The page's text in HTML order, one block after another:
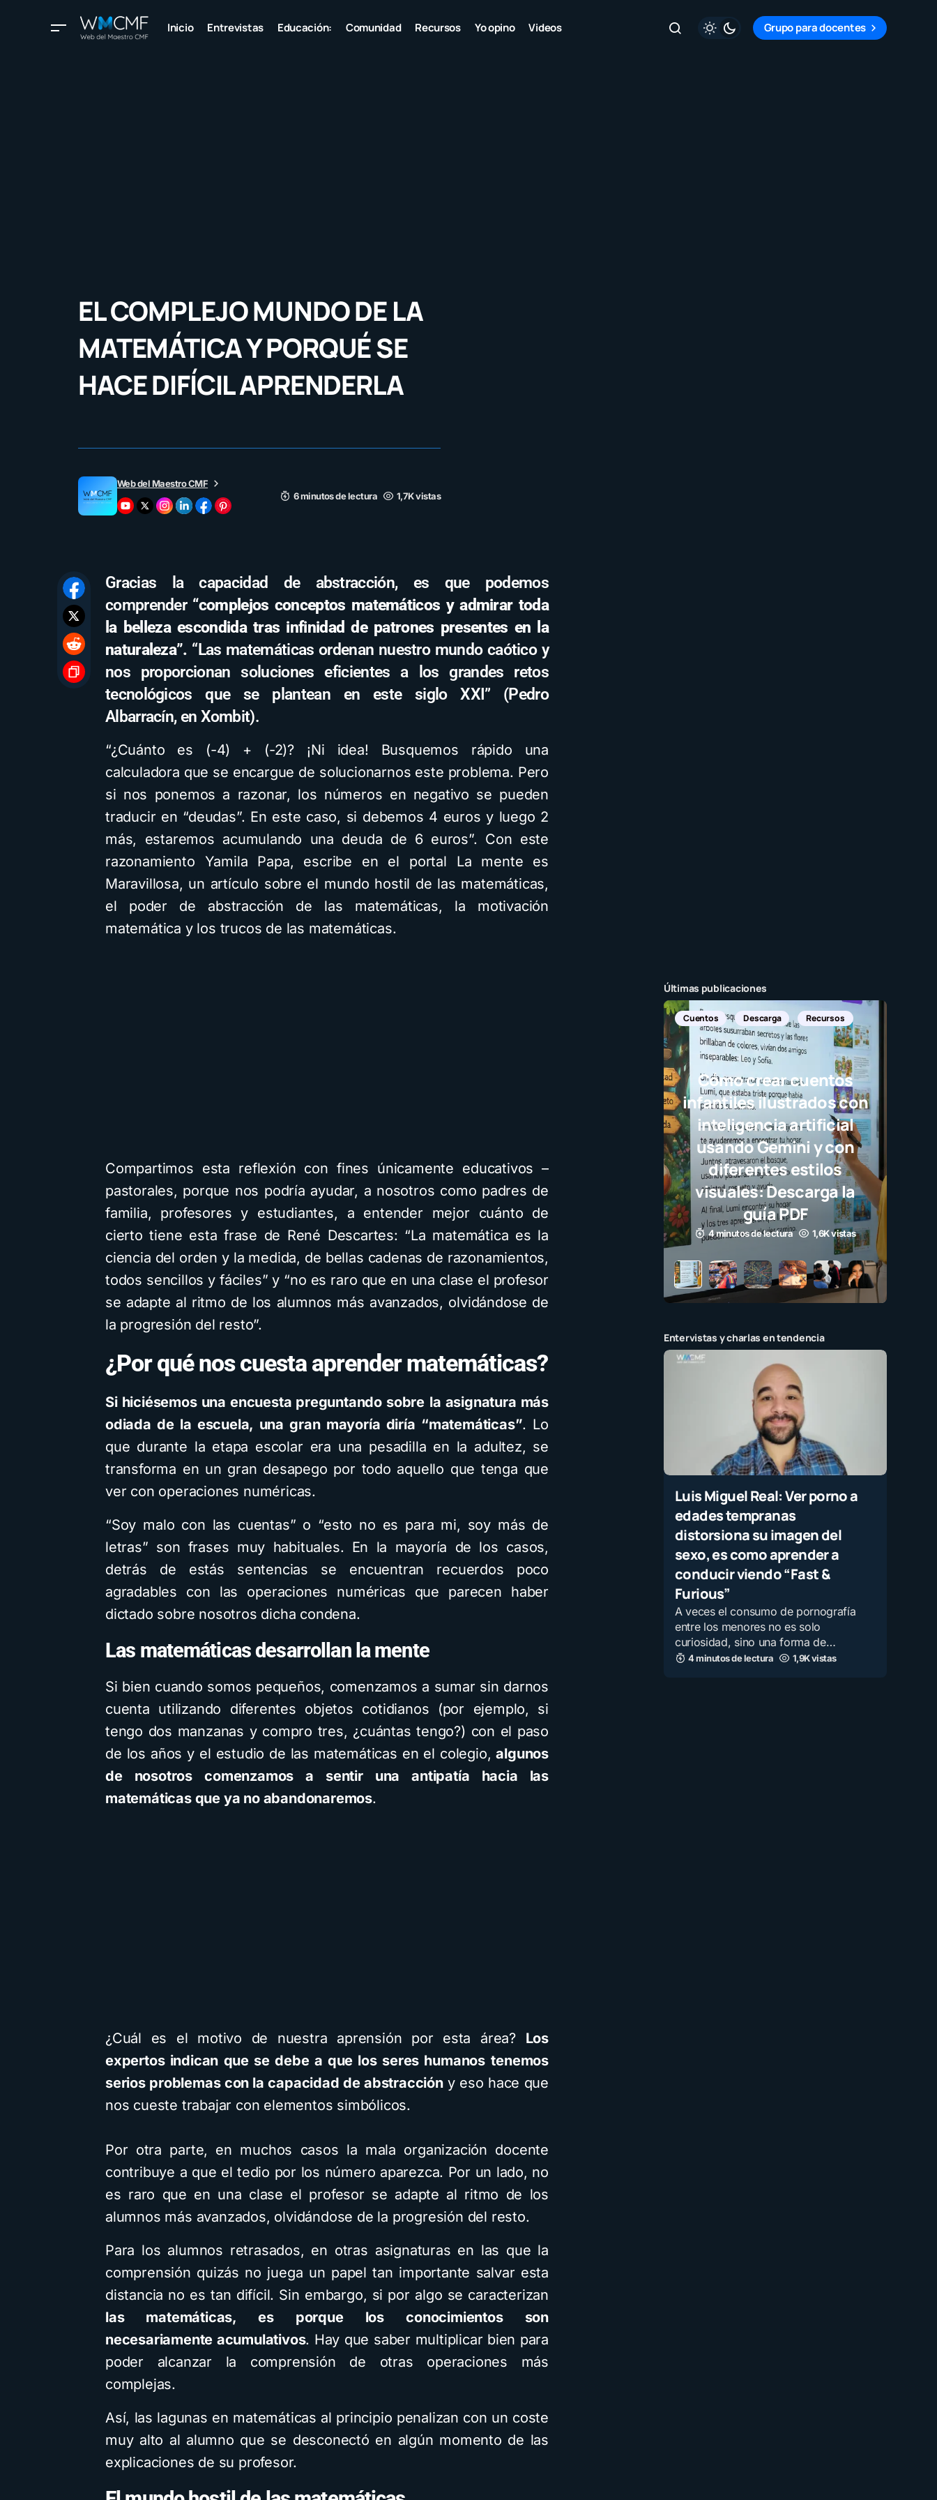
Inicio Entrevistas Educación: Comunidad Recursos Yo opino Videos Grupo para docentes
EL COMPLEJO MUNDO DE LA
MATEMÁTICA Y PORQUÉ SE
HACE DIFÍCIL APRENDERLA
Web del Maestro CMF
6 minutos de lectura
1,7K vistas
Gracias la capacidad de abstracción, es que podemos
comprender “complejos conceptos matemáticos y admirar toda
la belleza escondida tras infinidad de patrones presentes en la
naturaleza”. “Las matemáticas ordenan nuestro mundo caótico y
nos proporcionan soluciones eficientes a los grandes retos
tecnológicos que se plantean en este siglo XXI” (Pedro
Albarracín, en Xombit).
“¿Cuánto es (-4) + (-2)? ¡Ni idea! Busquemos rápido una
calculadora que se encargue de solucionarnos este problema. Pero
si nos ponemos a razonar, los números en negativo se pueden
traducir en “deudas”. En este caso, si debemos 4 euros y luego 2
más, estaremos acumulando una deuda de 6 euros”. Con este
razonamiento Yamila Papa, escribe en el portal La mente es
Maravillosa, un artículo sobre el mundo hostil de las matemáticas,
el poder de abstracción de las matemáticas, la motivación
matemática y los trucos de las matemáticas.
Compartimos esta reflexión con fines únicamente educativos –
pastorales, porque nos podría ayudar, a nosotros como padres de
familia, profesores y estudiantes, a entender mejor cuánto de
cierto tiene esta frase de René Descartes: “La matemática es la
ciencia del orden y la medida, de bellas cadenas de razonamientos,
todos sencillos y fáciles” y “no es raro que en una clase el profesor
se adapte al ritmo de los alumnos más avanzados, olvidándose de
la progresión del resto”.
¿Por qué nos cuesta aprender matemáticas?
Si hiciésemos una encuesta preguntando sobre la asignatura más
odiada de la escuela, una gran mayoría diría “matemáticas”. Lo
que durante la etapa escolar era una pesadilla en la adultez, se
transforma en un gran desapego por todo aquello que tenga que
ver con operaciones numéricas.
“Soy malo con las cuentas” o “esto no es para mi, soy más de
letras” son frases muy habituales. En la mayoría de los casos,
detrás de estás sentencias se encuentran recuerdos poco
agradables con las operaciones numéricas que parecen haber
dictado sobre nosotros dicha condena.
Las matemáticas desarrollan la mente
Si bien cuando somos pequeños, comenzamos a sumar sin darnos
cuenta utilizando diferentes objetos cotidianos (por ejemplo, si
tengo dos manzanas y compro tres, ¿cuántas tengo?) con el paso
de los años y el estudio de las matemáticas en el colegio,algunos
de nosotros comenzamos a sentir una antipatía hacia las
matemáticas que ya no abandonaremos.
¿Cuál es el motivo de nuestra aprensión por esta área? Los
expertos indican que se debe a que los seres humanos tenemos
serios problemas con la capacidad de abstraccióny eso hace que
nos cueste trabajar con elementos simbólicos.
Por otra parte, en muchos casos la mala organización docente
contribuye a que el tedio por los número aparezca. Por un lado, no
es raro que en una clase el profesor se adapte al ritmo de los
alumnos más avanzados, olvidándose de la progresión del resto.
Para los alumnos retrasados, en otras asignaturas en las que la
comprensión quizás no juega un papel tan importante salvar esta
distancia no es tan difícil. Sin embargo, si por algo se caracterizan
las matemáticas, es porque los conocimientos son
necesariamente acumulativos. Hay que saber multiplicar bien para
poder alcanzar la comprensión de otras operaciones más
complejas.
Así, las lagunas en matemáticas al principio penalizan con un coste
muy alto al alumno que se desconectó en algún momento de las
explicaciones de su profesor.
Últimas publicaciones
Cuentos Descarga Recursos
Cómo crear cuentos
infantiles ilustrados con
inteligencia artificial
usando Gemini y con
diferentes estilos
visuales: Descarga la
guía PDF
4 minutos de lectura 1,6K vistas
Entervistas y charlas en tendencia
Luis Miguel Real: Ver porno a
edades tempranas
distorsiona su imagen del
sexo, es como aprender a
conducir viendo “Fast &
Furious”
A veces el consumo de pornografía
entre los menores no es solo
curiosidad, sino una forma de…
4 minutos de lectura 1,9K vistas